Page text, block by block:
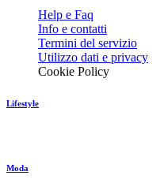
Help e Faq
Info e contatti
Termini del servizio
Utilizzo dati e privacy
Cookie Policy
Lifestyle
Moda